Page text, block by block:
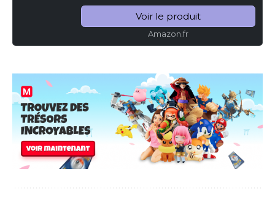
[Installation Facile] [Version Muette]
Étapes...
Voir le produit
Amazon.fr